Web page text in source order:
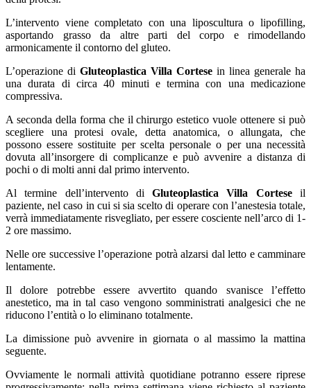
L’intervento viene completato con una liposcultura o lipofilling,
asportando grasso da altre parti del corpo e rimodellando
armonicamente il contorno del gluteo.
L’operazione di Gluteoplastica Villa Cortese in linea generale ha
una durata di circa 40 minuti e termina con una medicazione
compressiva.
A seconda della forma che il chirurgo estetico vuole ottenere si può
scegliere una protesi ovale, detta anatomica, o allungata, che
possono essere sostituite per scelta personale o per una necessità
dovuta all’insorgere di complicanze e può avvenire a distanza di
pochi o di molti anni dal primo intervento.
Al termine dell’intervento diGluteoplastica Villa Corteseil
paziente, nel caso in cui si sia scelto di operare con l’anestesia totale,
verrà immediatamente risvegliato, per essere cosciente nell’arco di 1-
2 ore massimo.
Nelle ore successive l’operazione potrà alzarsi dal letto e camminare
lentamente.
Il dolore potrebbe essere avvertito quando svanisce l’effetto
anestetico, ma in tal caso vengono somministrati analgesici che ne
riducono l’entità o lo eliminano totalmente.
La dimissione può avvenire in giornata o al massimo la mattina
seguente.
Ovviamente le normali attività quotidiane potranno essere riprese